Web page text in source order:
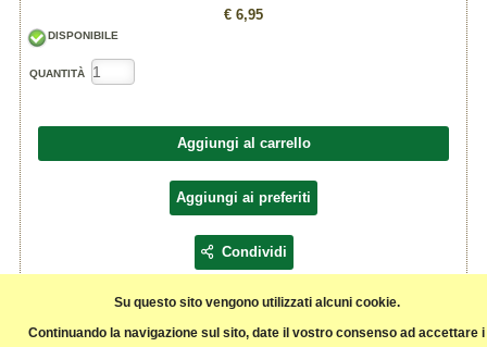
Su questo sito vengono utilizzati alcuni cookie.
Continuando la navigazione sul sito, date il vostro consenso ad accettare i
€ 6,95
DISPONIBILE
QUANTITÀ
Aggiungi al carrello
Aggiungi ai preferiti
Condividi
INGREDIENTI:
MIRTILLI, ZUCCHERO DI CANNA